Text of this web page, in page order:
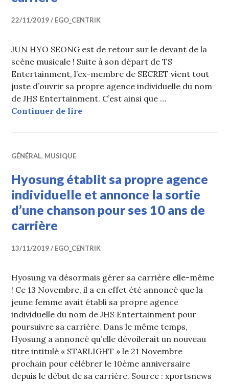
22/11/2019 EGO_CENTRIK
JUN HYO SEONG est de retour sur le devant de la
scène musicale ! Suite à son départ de TS
Entertainment, l’ex-membre de SECRET vient tout
juste d’ouvrir sa propre agence individuelle du nom
de JHS Entertainment. C’est ainsi que …
Continuer de lireJUN HYO SEONG dévoile le MV
GÉNÉRAL, MUSIQUE
Hyosung établit sa propre agence
individuelle et annonce la sortie
d’une chanson pour ses 10 ans de
carrière
13/11/2019 EGO_CENTRIK
Hyosung va désormais gérer sa carrière elle-même
! Ce 13 Novembre, il a en effet été annoncé que la
jeune femme avait établi sa propre agence
individuelle du nom de JHS Entertainment pour
poursuivre sa carrière. Dans le même temps,
Hyosung a annoncé qu’elle dévoilerait un nouveau
titre intitulé « STARLIGHT » le 21 Novembre
prochain pour célébrer le 10ème anniversaire
depuis le début de sa carrière. Source : xportsnews